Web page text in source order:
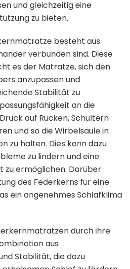
und gleichzeitig eine
zu bieten.
besteht aus
verbunden sind. Diese
es der Matratze, sich den
anzupassen und
Stabilität zu
an die
auf Rücken, Schultern
und so die Wirbelsäule in
zu halten. Dies kann dazu
zu lindern und eine
zu ermöglichen. Darüber
des Federkerns für eine
ein angenehmes Schlafklima
durch ihre
aus
Stabilität, die dazu